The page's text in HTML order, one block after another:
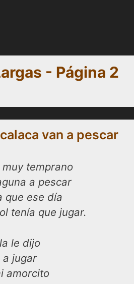
- Página 2
van a pescar
temprano
a pescar
que ese día
tenía que jugar.
le dijo
a jugar
amorcito